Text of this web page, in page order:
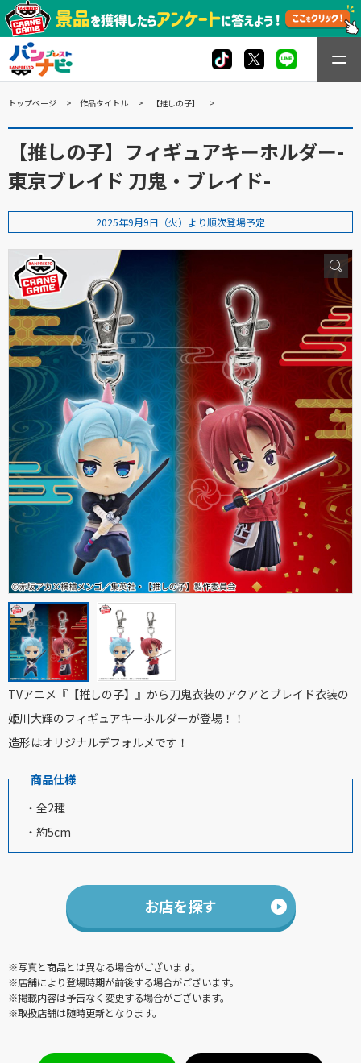
トップページ 作品タイトル 【推しの子】
【推しの子】フィギュアキーホルダー-
東京ブレイド 刀鬼・ブレイド-
2025年9月9日（火）より順次登場予定
TVアニメ『【推しの子】』から刀鬼衣装のアクアとブレイド衣装の
姫川大輝のフィギュアキーホルダーが登場！！
造形はオリジナルデフォルメです！
商品仕様
・全2種
・約5cm
お店を探す
※写真と商品とは異なる場合がございます。
※店舗により登場時期が前後する場合がございます。
※掲載内容は予告なく変更する場合がございます。
※取扱店舗は随時更新となります。